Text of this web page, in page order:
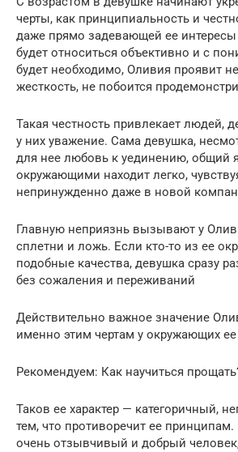
черты, как принципиальность и
даже прямо задевающей ее интересы
будет относиться объективно и с
будет необходимо, Оливия проявит
жесткость, не побоится
Такая честность привлекает людей,
у них уважение. Сама девушка,
для нее любовь к уединению, общий
окружающими находит легко,
непринужденно даже в новой
Главную неприязнь вызывают у
сплетни и ложь. Если кто-то из ее
подобные качества, девушка сразу
без сожаления и переживаний
Действительно важное значение
именно этим чертам у окружающих
Рекомендуем: Как научиться
Таков ее характер — категоричный,
тем, что противоречит ее
очень отзывчивый и добрый